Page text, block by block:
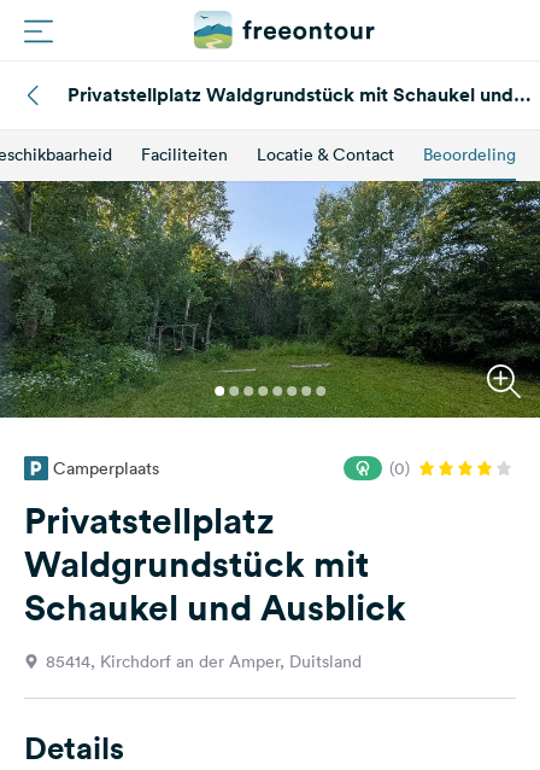
Campings
Magazine
Partners
Registreren
Inloggen
Vragen &
Feedback
Taal:
ons
op
Privatstellplatz Waldgrundstück mit Schaukel und
Faciliteiten Locatie & Contact Beoordeling
Camperplaats (0)
Privatstellplatz
Waldgrundstück mit
Schaukel und Ausblick
85414, Kirchdorf an der Amper, Duitsland
Details